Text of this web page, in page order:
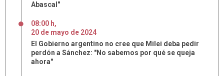
Abascal"
08:00 h,
20 de mayo de 2024
El Gobierno argentino no cree que Milei deba pedir
perdón a Sánchez: "No sabemos por qué se queja
ahora"